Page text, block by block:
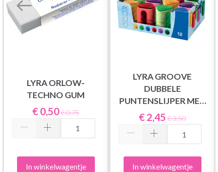
LYRA ORLOW-
TECHNO GUM
€ 0,50€ 0,75
In winkelwagentje
LYRA GROOVE
DUBBELE
PUNTENSLIJPER MET
CONTAINER, 1 ST
€ 2,45 € 3,50
In winkelwagentje